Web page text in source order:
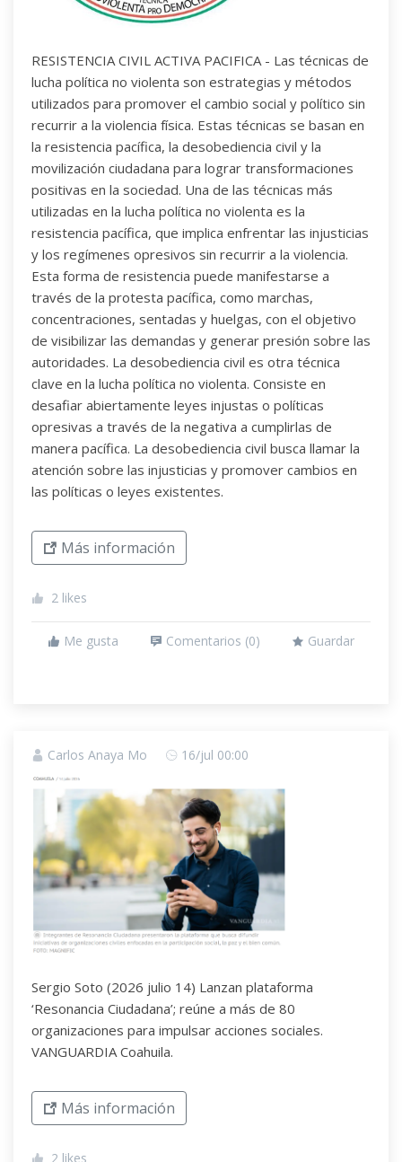
RESISTENCIA CIVIL ACTIVA PACIFICA - Las técnicas de
lucha política no violenta son estrategias y métodos
utilizados para promover el cambio social y político sin
recurrir a la violencia física. Estas técnicas se basan en
la resistencia pacífica, la desobediencia civil y la
movilización ciudadana para lograr transformaciones
positivas en la sociedad. Una de las técnicas más
utilizadas en la lucha política no violenta es la
resistencia pacífica, que implica enfrentar las injusticias
y los regímenes opresivos sin recurrir a la violencia.
Esta forma de resistencia puede manifestarse a
través de la protesta pacífica, como marchas,
concentraciones, sentadas y huelgas, con el objetivo
de visibilizar las demandas y generar presión sobre las
autoridades. La desobediencia civil es otra técnica
clave en la lucha política no violenta. Consiste en
desafiar abiertamente leyes injustas o políticas
opresivas a través de la negativa a cumplirlas de
manera pacífica. La desobediencia civil busca llamar la
atención sobre las injusticias y promover cambios en
las políticas o leyes existentes.
Más información
2 likes
Me gusta Comentarios (0) Guardar
Carlos Anaya Mo 16/jul 00:00
Sergio Soto (2026 julio 14) Lanzan plataforma
‘Resonancia Ciudadana’; reúne a más de 80
organizaciones para impulsar acciones sociales.
VANGUARDIA Coahuila.
Más información
2 likes